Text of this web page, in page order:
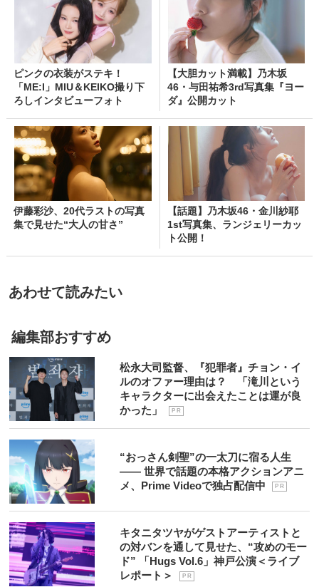
ピンクの衣装がステキ！
「ME:I」MIU＆KEIKO撮り下
ろしインタビューフォト
【大胆カット満載】乃木坂
46・与田祐希3rd写真集『ヨー
ダ』公開カット
伊藤彩沙、20代ラストの写真
集で見せた“大人の甘さ”
【話題】乃木坂46・金川紗耶
1st写真集、ランジェリーカッ
ト公開！
あわせて読みたい
編集部おすすめ
松永大司監督、『犯罪者』チョン・イ
ルのオファー理由は？ 「滝川という
キャラクターに出会えたことは運が良
かった」
P R
“おっさん剣聖”の一太刀に宿る人生
―― 世界で話題の本格アクションアニ
メ、Prime Videoで独占配信中
P R
キタニタツヤがゲストアーティストと
の対バンを通して見せた、“攻めのモー
ド” 「Hugs Vol.6」神戸公演＜ライブ
レポート＞
P R